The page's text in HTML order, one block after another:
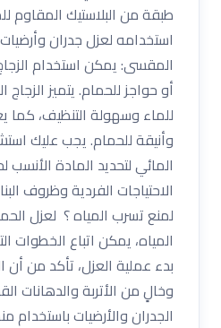
طبقة من البلاستيك المقاوم
استخدامه لعزل جدران
المقسى: يمكن استخدام
أو حواجز للحمام. يتميز
للماء وسهولة التنظيف،
وأنيقة للحمام. يجب عليك
المائي لتحديد المادة
الاحتياجات الفردية وظروف
لمنع تسرب المياه ؟ لعزل
المياه، يمكن اتباع الخطوات
بدء عملية العزل، تأكد من
وخالٍ من الأتربة والدهانات
الجدران والأرضيات